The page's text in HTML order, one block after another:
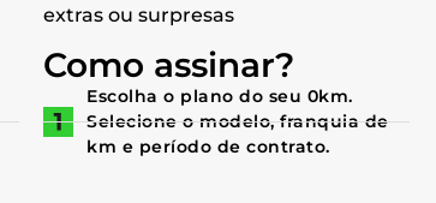
extras ou surpresas
Como assinar?
Escolha o plano do seu 0km.
Selecione o modelo, franquia de
km e período de contrato.